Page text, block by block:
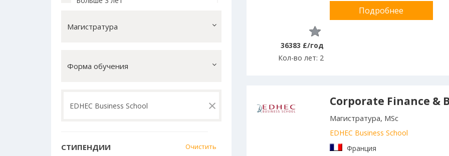
Магистратура
Форма обучения
×
СТИПЕНДИИ Очистить
Подробнее
36383 £/год
Кол-во лет: 2
Corporate Finance &
Магистратура, MSc
EDHEC Business School
Франция